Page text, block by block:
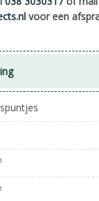
voor een